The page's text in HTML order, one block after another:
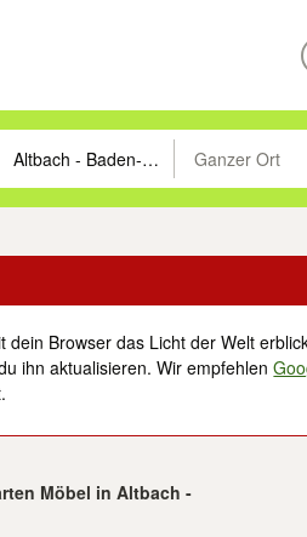
mit den Pfeiltasten nach oben/
oder Ort eingeben. Eingabetaste
Ganzer Ort
Suche im
Browser das Licht der Welt
ihn aktualisieren. Wir empfehlen
Möbel in Altbach -